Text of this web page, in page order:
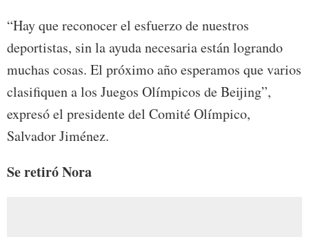
“Hay que reconocer el esfuerzo de nuestros
deportistas, sin la ayuda necesaria están logrando
muchas cosas. El próximo año esperamos que varios
clasifiquen a los Juegos Olímpicos de Beijing”,
expresó el presidente del Comité Olímpico,
Salvador Jiménez.
Se retiró Nora